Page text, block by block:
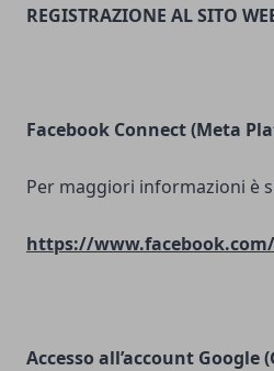
REGISTRAZIONE AL SITO
Facebook Connect (Meta
Per maggiori informazioni è
https://
Accesso all’account